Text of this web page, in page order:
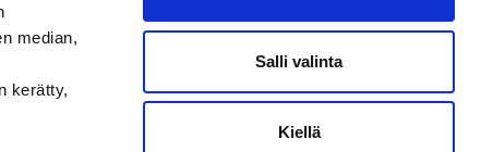
median,
kerätty,
Salli valinta
Kiellä